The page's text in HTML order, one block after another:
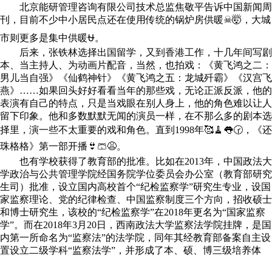
北京能研管理咨询有限公司技术总监焦敬平告诉中国新闻周
刊，目前不少中小居民点还在使用传统的锅炉房供暖☠🤯，大城
市则更多是集中供暖⛎。
后来，张铁林选择出国留学，又到香港工作，十几年间写剧
本、当主持人、为动画片配音，当然，也拍戏：《黄飞鸿之二：
男儿当自强》《仙鹤神针》《黄飞鸿之五：龙城歼霸》《汉宫飞
燕》……如果回头好好看看当年的那些戏，无论正派反派，他的
表演有自己的特点，只是当戏眼在别人身上，他的角色难以让人
留下印象。他和多数默默无闻的演员一样，在不那么多的剧本选
择里，演一些不太重要的戏和角色。直到1998年🥰🧹👅🕝，《还
珠格格》第一部开播👙🩳😩。
也有学校获得了教育部的批准。比如在2013年，中国政法大
学政治与公共管理学院经国务院学位委员会办公室（教育部研究
生司）批准，设立国内高校首个“纪检监察学”研究生专业，设国
家监察理论、党的纪律检查、中国监察制度三个方向，招收硕士
和博士研究生，该校的“纪检监察学”在2018年更名为“国家监察
学”。而在2018年3月20日，西南政法大学监察法学院挂牌，是国
内第一所命名为“监察法”的法学院，同年其经教育部备案自主设
置设立二级学科“监察法学”，并形成了本、硕、博三级培养体